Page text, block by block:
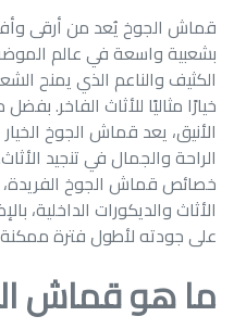
قماش الجوخ يُعد من أرقى
بشعبية واسعة في عالم
الكثيف والناعم الذي يمنح
خيارًا مثاليًا للأثاث الفاخر.
الأنيق، يعد قماش الجوخ
الراحة والجمال في تنجيد
خصائص قماش الجوخ
الأثاث والديكورات الداخلية،
على جودته لأطول فترة
ما هو قماش